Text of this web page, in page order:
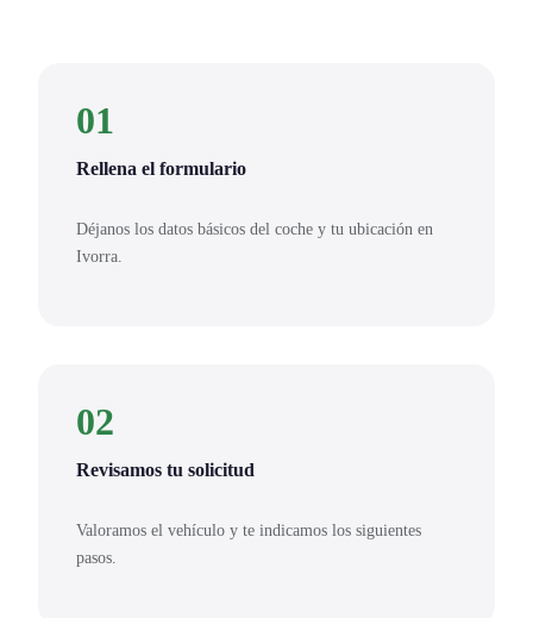
01
Rellena el formulario
Déjanos los datos básicos del coche y tu ubicación en
Ivorra.
02
Revisamos tu solicitud
Valoramos el vehículo y te indicamos los siguientes
pasos.